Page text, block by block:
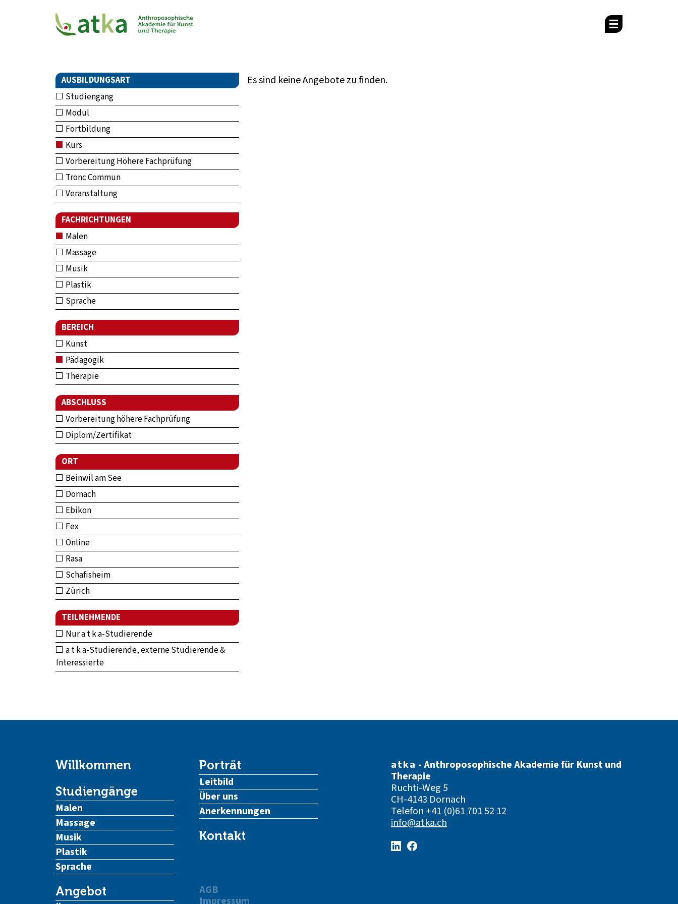
AUSBILDUNGSART
Studiengang
Modul
Fortbildung
Kurs
Vorbereitung Höhere Fachprüfung
Tronc Commun
Veranstaltung
FACHRICHTUNGEN
Malen
Massage
Musik
Plastik
Sprache
BEREICH
Kunst
Pädagogik
Therapie
ABSCHLUSS
Vorbereitung höhere Fachprüfung
Diplom/Zertifikat
ORT
Beinwil am See
Dornach
Ebikon
Fex
Online
Rasa
Schafisheim
Zürich
TEILNEHMENDE
Nur a t k a-Studierende
a t k a-Studierende, externe Studierende &
Interessierte
Es sind keine Angebote zu finden.
Willkommen
Studiengänge
Malen
Massage
Musik
Plastik
Sprache
Angebot
Porträt
Leitbild
Über uns
Anerkennungen
Kontakt
AGB
Impressum
atka - Anthroposophische Akademie für Kunst und
Therapie
Ruchti-Weg 5
CH-4143 Dornach
Telefon +41 (0)61 701 52 12
info@atka.ch